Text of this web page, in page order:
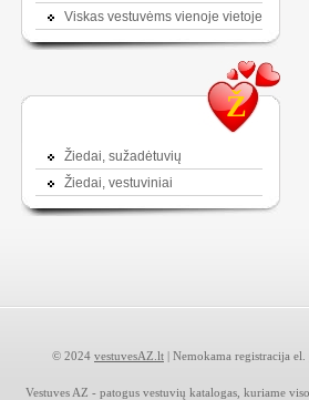
Viskas vestuvėms vienoje vietoje
Ž
Žiedai, sužadėtuvių
Žiedai, vestuviniai
© 2024 vestuvesAZ.lt | Nemokama registracija el.
Vestuves AZ - patogus vestuvių katalogas, kuriame